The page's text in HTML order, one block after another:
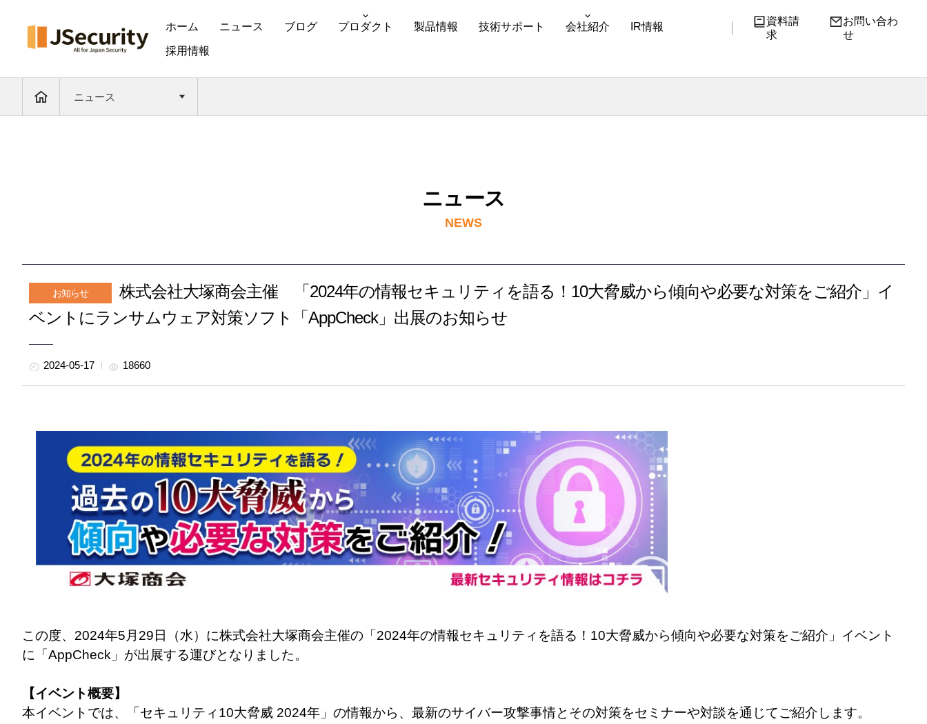
ホーム ニュース ブログ プロダクト 製品情報 技術サポート 会社紹介 IR情報
採用情報
資料請
求
お問い合わ
せ
ニュース
ニュース
NEWS
お知らせ
株式会社大塚商会主催 「2024年の情報セキュリティを語る！10大脅威から傾向や必要な対策をご紹介」イ
ベントにランサムウェア対策ソフト「AppCheck」出展のお知らせ
2024-05-17 18660
この度、2024年5月29日（水）に株式会社大塚商会主催の「2024年の情報セキュリティを語る！10大脅威から傾向や必要な対策をご紹介」イベント
に「AppCheck」が出展する運びとなりました。
【イベント概要】
本イベントでは、「セキュリティ10大脅威 2024年」の情報から、最新のサイバー攻撃事情とその対策をセミナーや対談を通じてご紹介します。